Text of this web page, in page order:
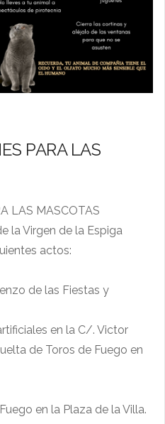
PARA LAS
LAS MASCOTAS
la Virgen de la Espiga
actos:
de las Fiestas y
en la C/. Victor
de Toros de Fuego en
en la Plaza de la Villa.